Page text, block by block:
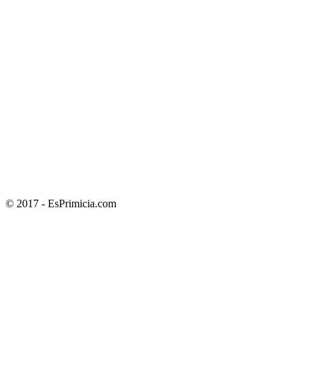
© 2017 - EsPrimicia.com